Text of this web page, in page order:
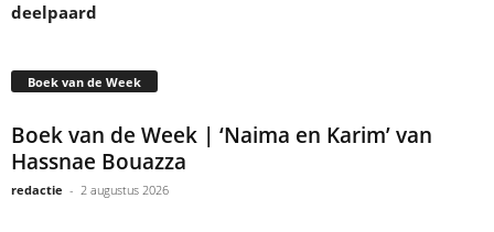
deelpaard
Boek van de Week
Boek van de Week | ‘Naima en Karim’ van
Hassnae Bouazza
redactie - 2 augustus 2026